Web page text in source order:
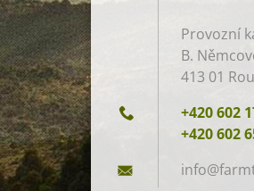
Provozní
B.
413 01
+420 602
+420 602
info@far